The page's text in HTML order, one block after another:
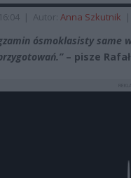
| Autor: Anna Szkutnik |
ósmoklasisty same
– pisze